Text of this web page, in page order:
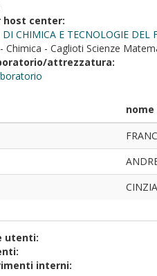
host center:
CHIMICA E TECNOLOGIE DEL
Chimica - Caglioti Scienze
attrezzatura:
nome
CINZIA
utenti:
interni: